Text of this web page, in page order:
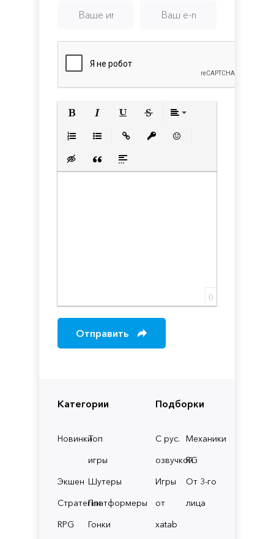
Категории
НовинкиТоп
игры
Экшен Шутеры
СтратегииПлатформеры
RPG
Гонки
Подборки
С рус.
озвучкой
Механики
RG
Игры
от
xatab
От 3-го
лица
Вставка скрытого текста
Вставка цитаты
Вставка спойлера
0
Отправить